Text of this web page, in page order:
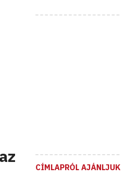
CÍMLAPRÓL AJÁNLJUK